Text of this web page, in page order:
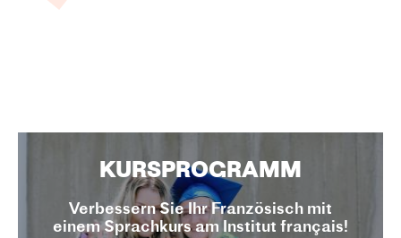
KURSPROGRAMM
Verbessern Sie Ihr Französisch mit
einem Sprachkurs am Institut français!